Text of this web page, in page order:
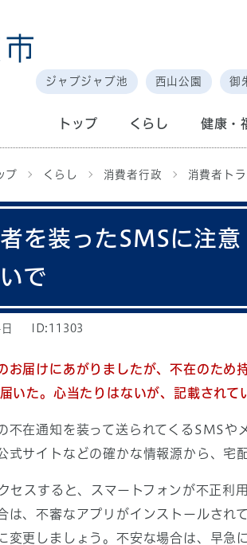
ジャブジャブ池 西山公園 御
トップ くらし 健康・
プ くらし 消費者行政 消費者ト
を装ったSMSに注
で
ID:11303
届けにあがりましたが、不在のため
いた。心当たりはないが、記載され
不在通知を装って送られてくるSMS
式サイトなどの確かな情報源から、宅
スすると、スマートフォンが不正利
は、不審なアプリがインストールさ
変更しましょう。不安な場合は、早急